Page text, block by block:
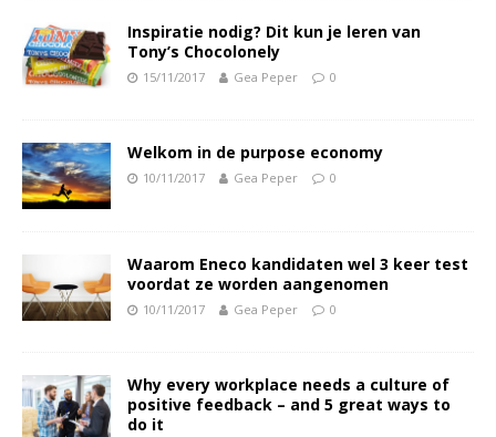
Inspiratie nodig? Dit kun je leren van
Tony’s Chocolonely
15/11/2017 Gea Peper 0
Welkom in de purpose economy
10/11/2017 Gea Peper 0
Waarom Eneco kandidaten wel 3 keer test
voordat ze worden aangenomen
10/11/2017 Gea Peper 0
Why every workplace needs a culture of
positive feedback – and 5 great ways to
do it